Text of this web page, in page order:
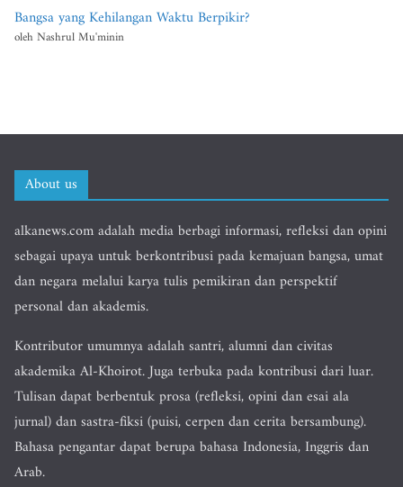
Bangsa yang Kehilangan Waktu Berpikir?
oleh Nashrul Mu'minin
About us
alkanews.com adalah media berbagi informasi, refleksi dan opini
sebagai upaya untuk berkontribusi pada kemajuan bangsa, umat
dan negara melalui karya tulis pemikiran dan perspektif
personal dan akademis.
Kontributor umumnya adalah santri, alumni dan civitas
akademika Al-Khoirot. Juga terbuka pada kontribusi dari luar.
Tulisan dapat berbentuk prosa (refleksi, opini dan esai ala
jurnal) dan sastra-fiksi (puisi, cerpen dan cerita bersambung).
Bahasa pengantar dapat berupa bahasa Indonesia, Inggris dan
Arab.